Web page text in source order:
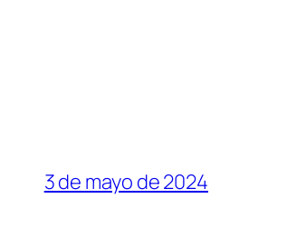
3 de mayo de 2024